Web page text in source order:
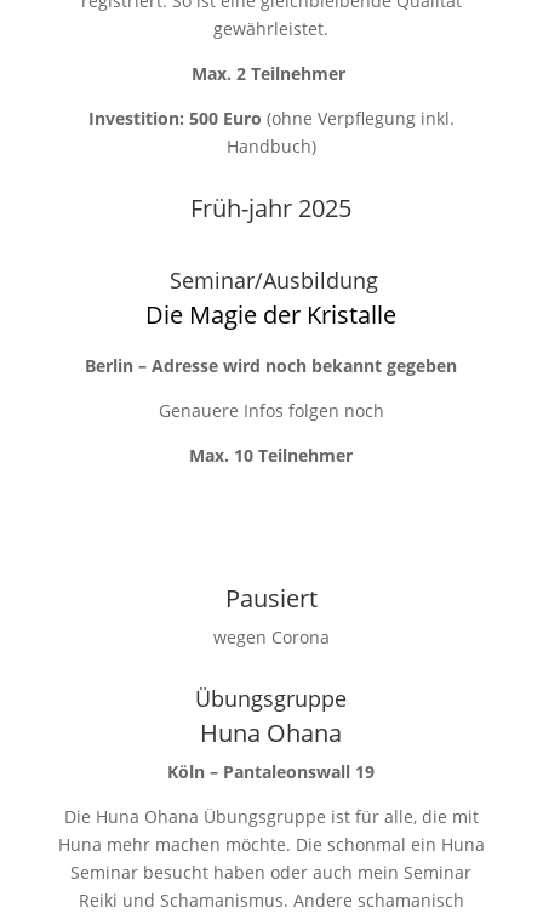
gewährleistet.
Max. 2 Teilnehmer
Investition: 500 Euro (ohne Verpflegung inkl.
Handbuch)
Früh-jahr 2025
Seminar/Ausbildung
Die Magie der Kristalle
Berlin – Adresse wird noch bekannt gegeben
Genauere Infos folgen noch
Max. 10 Teilnehmer
Pausiert
wegen Corona
Übungsgruppe
Huna Ohana
Köln – Pantaleonswall 19
Die Huna Ohana Übungsgruppe ist für alle, die mit
Huna mehr machen möchte. Die schonmal ein Huna
Seminar besucht haben oder auch mein Seminar
Reiki und Schamanismus. Andere schamanisch